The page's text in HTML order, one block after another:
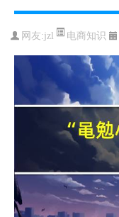
网友:jzl 电商知识